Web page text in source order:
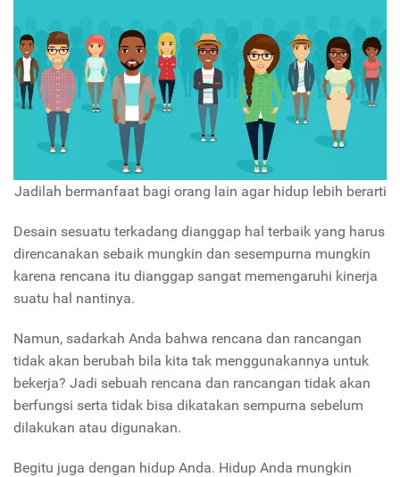
Jadilah bermanfaat bagi orang lain agar hidup lebih berarti
Desain sesuatu terkadang dianggap hal terbaik yang harus
direncanakan sebaik mungkin dan sesempurna mungkin
karena rencana itu dianggap sangat memengaruhi kinerja
suatu hal nantinya.
Namun, sadarkah Anda bahwa rencana dan rancangan
tidak akan berubah bila kita tak menggunakannya untuk
bekerja? Jadi sebuah rencana dan rancangan tidak akan
berfungsi serta tidak bisa dikatakan sempurna sebelum
dilakukan atau digunakan.
Begitu juga dengan hidup Anda. Hidup Anda mungkin